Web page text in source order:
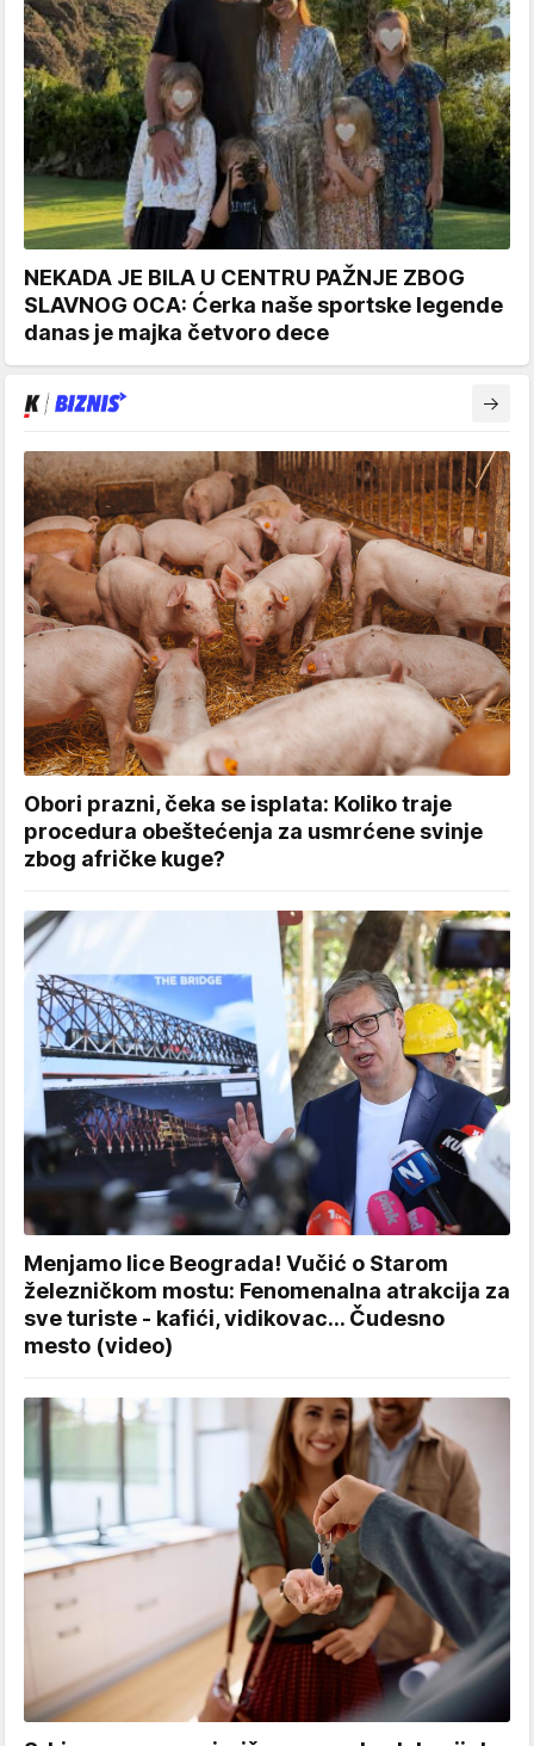
NEKADA JE BILA U CENTRU PAŽNJE ZBOG
SLAVNOG OCA: Ćerka naše sportske legende
danas je majka četvoro dece
Obori prazni, čeka se isplata: Koliko traje
procedura obeštećenja za usmrćene svinje
zbog afričke kuge?
Menjamo lice Beograda! Vučić o Starom
železničkom mostu: Fenomenalna atrakcija za
sve turiste - kafići, vidikovac... Čudesno
mesto (video)